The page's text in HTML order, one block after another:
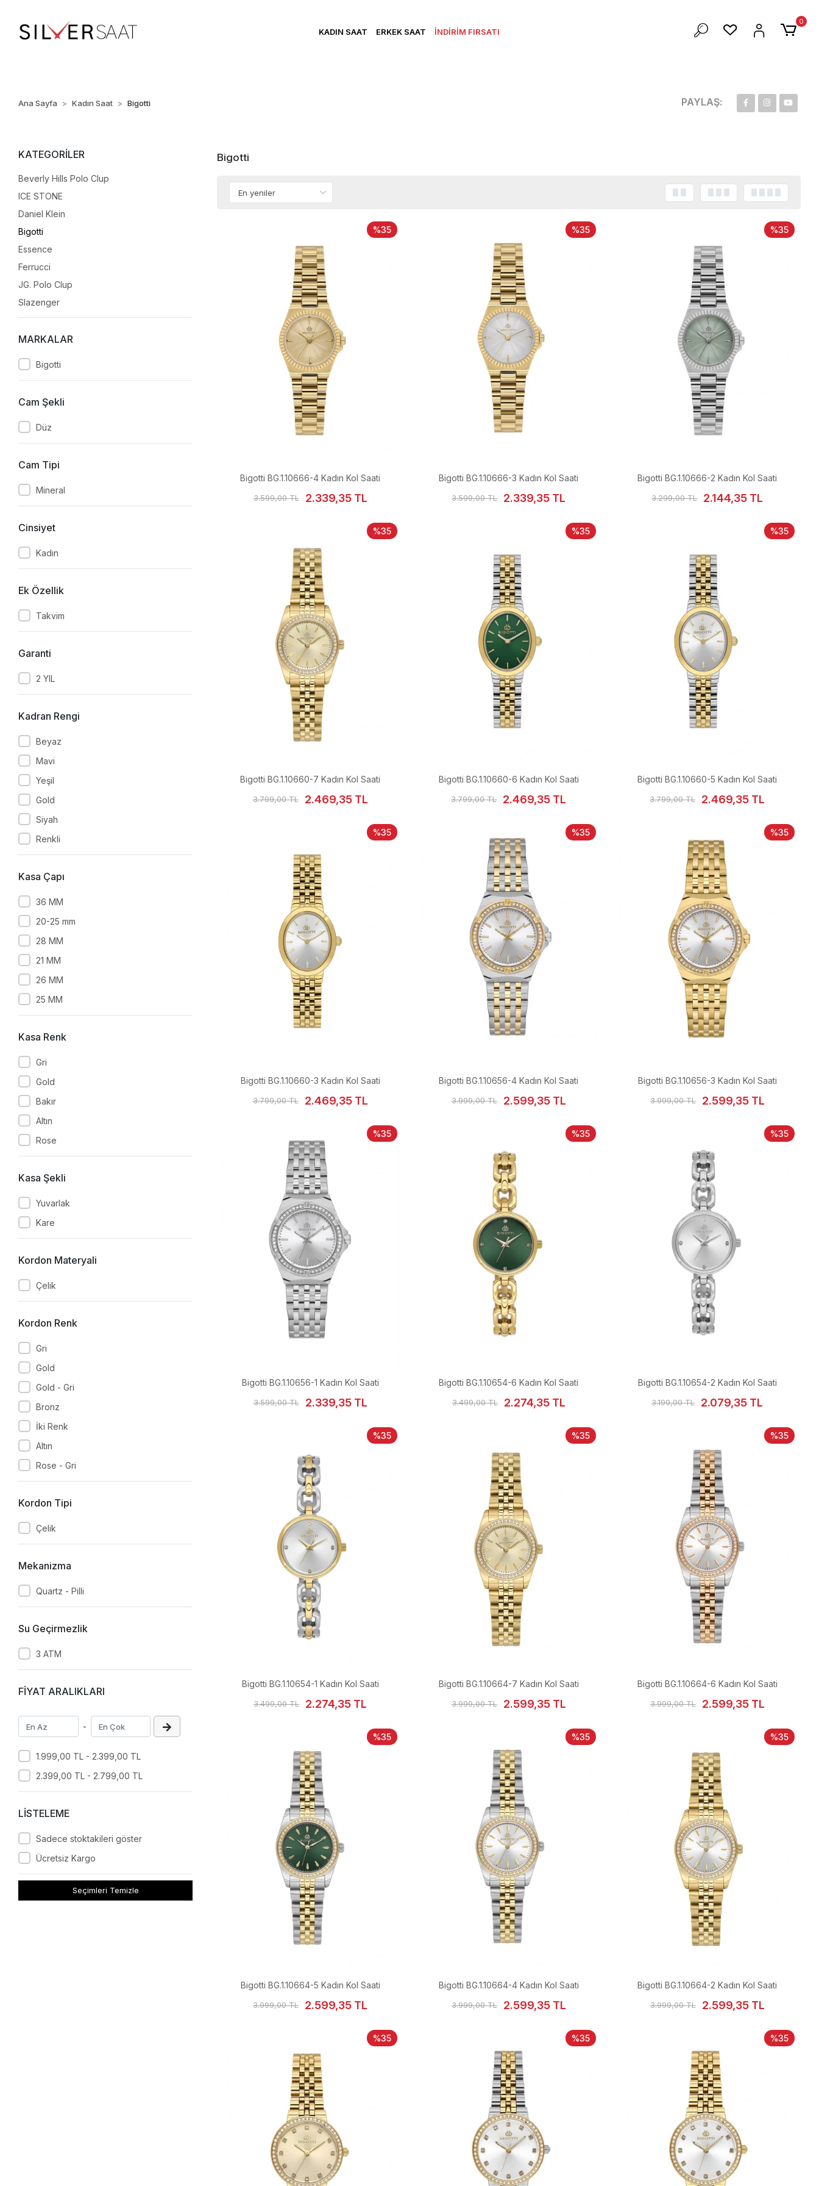
KADIN SAAT ERKEK SAAT İNDİRİM FIRSATI
0
Ana Sayfa Kadın Saat Bigotti PAYLAŞ:
KATEGORİLER
Beverly Hills Polo Clup
ICE STONE
Daniel Klein
Bigotti
Essence
Ferrucci
JG. Polo Clup
Slazenger
MARKALAR
Bigotti
Cam Şekli
Düz
Cam Tipi
Mineral
Cinsiyet
Kadın
Ek Özellik
Takvim
Garanti
2 YIL
Kadran Rengi
Beyaz
Mavi
Yeşil
Gold
Siyah
Renkli
Kasa Çapı
36 MM
20-25 mm
28 MM
21 MM
26 MM
25 MM
Kasa Renk
Gri
Gold
Bakır
Altın
Rose
Kasa Şekli
Yuvarlak
Kare
Kordon Materyali
Çelik
Kordon Renk
Gri
Gold
Gold - Gri
Bronz
İki Renk
Altın
Rose - Gri
Kordon Tipi
Çelik
Mekanizma
Quartz - Pilli
Su Geçirmezlik
3 ATM
FİYAT ARALIKLARI
-
1.999,00 TL - 2.399,00 TL
2.399,00 TL - 2.799,00 TL
LİSTELEME
Sadece stoktakileri göster
Ücretsiz Kargo
Seçimleri Temizle
Bigotti
%35
Bigotti BG.1.10666-4 Kadın Kol Saati
3.599,00 TL 2.339,35 TL
%35
Bigotti BG.1.10666-3 Kadın Kol Saati
3.599,00 TL 2.339,35 TL
%35
Bigotti BG.1.10666-2 Kadın Kol Saati
3.299,00 TL 2.144,35 TL
%35
Bigotti BG.1.10660-7 Kadın Kol Saati
3.799,00 TL 2.469,35 TL
%35
Bigotti BG.1.10660-6 Kadın Kol Saati
3.799,00 TL 2.469,35 TL
%35
Bigotti BG.1.10660-5 Kadın Kol Saati
3.799,00 TL 2.469,35 TL
%35
Bigotti BG.1.10660-3 Kadın Kol Saati
3.799,00 TL 2.469,35 TL
%35
Bigotti BG.1.10656-4 Kadın Kol Saati
3.999,00 TL 2.599,35 TL
%35
Bigotti BG.1.10656-3 Kadın Kol Saati
3.999,00 TL 2.599,35 TL
%35
Bigotti BG.1.10656-1 Kadın Kol Saati
3.599,00 TL 2.339,35 TL
%35
Bigotti BG.1.10654-6 Kadın Kol Saati
3.499,00 TL 2.274,35 TL
%35
Bigotti BG.1.10654-2 Kadın Kol Saati
3.199,00 TL 2.079,35 TL
%35
Bigotti BG.1.10654-1 Kadın Kol Saati
3.499,00 TL 2.274,35 TL
%35
Bigotti BG.1.10664-7 Kadın Kol Saati
3.999,00 TL 2.599,35 TL
%35
Bigotti BG.1.10664-6 Kadın Kol Saati
3.999,00 TL 2.599,35 TL
%35
Bigotti BG.1.10664-5 Kadın Kol Saati
3.999,00 TL 2.599,35 TL
%35
Bigotti BG.1.10664-4 Kadın Kol Saati
3.999,00 TL 2.599,35 TL
%35
Bigotti BG.1.10664-2 Kadın Kol Saati
3.999,00 TL 2.599,35 TL
%35 %35 %35